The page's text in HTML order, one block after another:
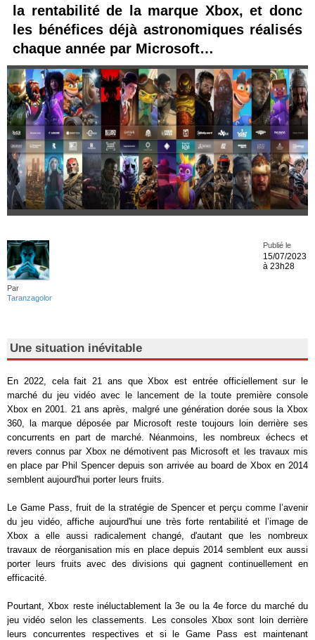
la rentabilité de la marque Xbox, et donc
les bénéfices déjà astronomiques réalisés
chaque année par Microsoft…
Par
Taranzagolor
Publié le
15/07/2023
à 23h28
Une situation inévitable
En 2022, cela fait 21 ans que Xbox est entrée officiellement sur le
marché du jeu vidéo avec le lancement de la toute première console
Xbox en 2001. 21 ans après, malgré une génération dorée sous la Xbox
360, la marque déposée par Microsoft reste toujours loin derrière ses
concurrents en part de marché. Néanmoins, les nombreux échecs et
revers connus par Xbox ne démotivent pas Microsoft et les travaux mis
en place par Phil Spencer depuis son arrivée au board de Xbox en 2014
semblent aujourd'hui porter leurs fruits.
Le Game Pass, fruit de la stratégie de Spencer et perçu comme l’avenir
du jeu vidéo, affiche aujourd'hui une très forte rentabilité et l’image de
Xbox a elle aussi radicalement changé, d'autant que les nombreux
travaux de réorganisation mis en place depuis 2014 semblent eux aussi
porter leurs fruits avec des divisions qui gagnent continuellement en
efficacité.
Pourtant, Xbox reste inéluctablement la 3e ou la 4e force du marché du
jeu vidéo selon les classements. Les consoles Xbox sont loin derrière
leurs concurrentes respectives et si le Game Pass est maintenant